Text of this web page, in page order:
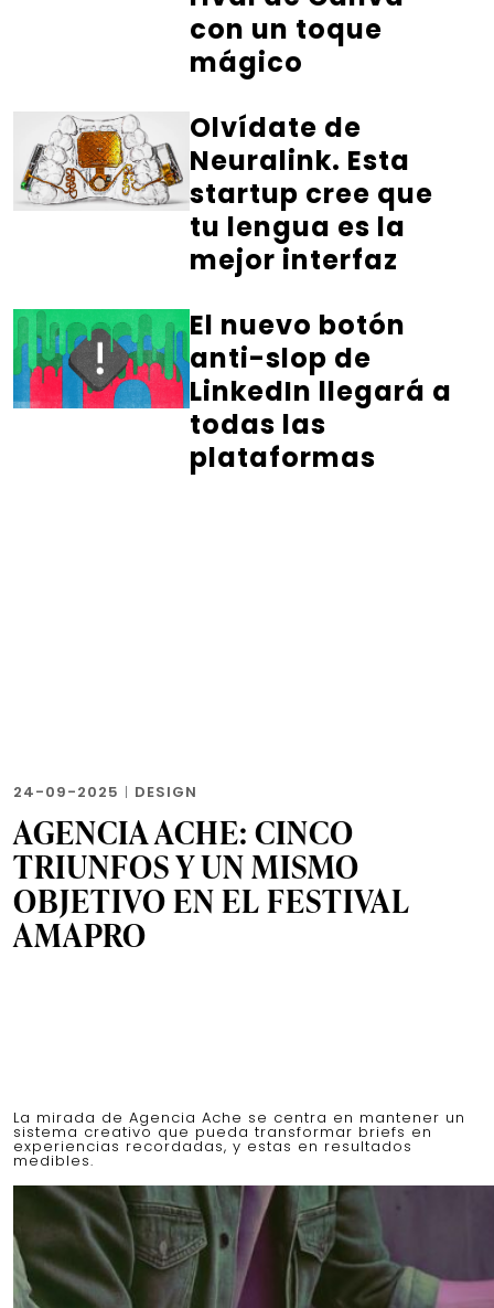
con un toque
mágico
Olvídate de
Neuralink. Esta
startup cree que
tu lengua es la
mejor interfaz
El nuevo botón
anti-slop de
LinkedIn llegará a
todas las
plataformas
24-09-2025 | DESIGN
AGENCIA ACHE: CINCO
TRIUNFOS Y UN MISMO
OBJETIVO EN EL FESTIVAL
AMAPRO
La mirada de Agencia Ache se centra en mantener un
sistema creativo que pueda transformar briefs en
experiencias recordadas, y estas en resultados
medibles.